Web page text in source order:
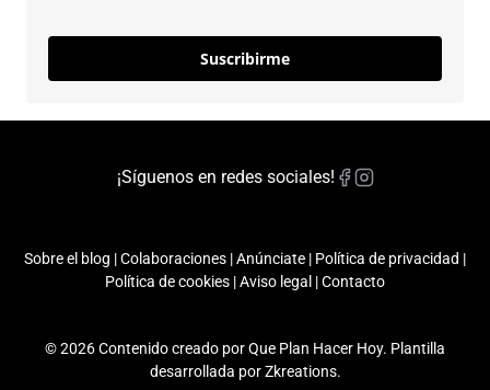
Suscribirme
¡Síguenos en redes sociales!
Sobre el blog |Colaboraciones |Anúnciate | Política de privacidad |
Política de cookies |Aviso legal |Contacto
© 2026 Contenido creado por Que Plan Hacer Hoy. Plantilla
desarrollada porZkreations.